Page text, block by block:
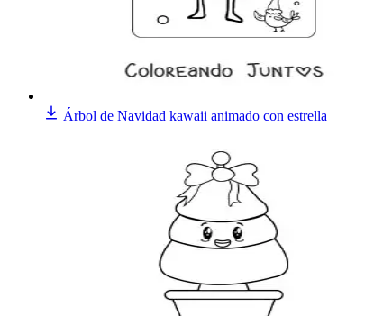
Árbol de Navidad kawaii animado con estrella